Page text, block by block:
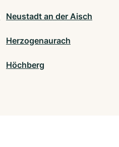
Neustadt an der Aisch
Herzogenaurach
Höchberg